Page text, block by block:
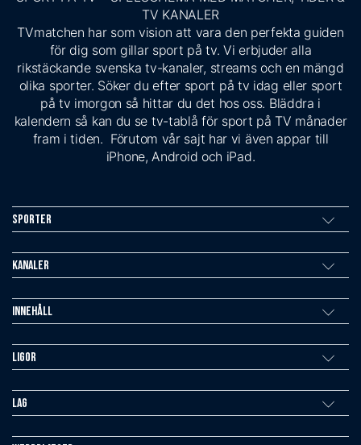
TV KANALER
TVmatchen har som vision att vara den perfekta guiden
för dig som gillar sport på tv. Vi erbjuder alla
rikstäckande svenska tv-kanaler, streams och en mängd
olika sporter. Söker du efter sport på tv idag eller sport
på tv imorgon så hittar du det hos oss. Bläddra i
kalendern så kan du se tv-tablå för sport på TV månader
fram i tiden. Förutom vår sajt har vi även appar till
iPhone, Android och iPad.
Sporter
Kanaler
Innehåll
Ligor
Lag